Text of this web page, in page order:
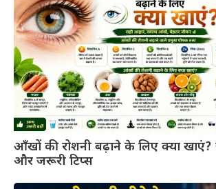
आँखों की रोशनी बढ़ाने के लिए क्या
और जरूरी टिप्स